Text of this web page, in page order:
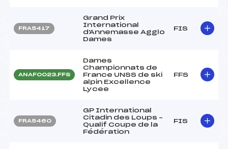
FRA5417
Grand Prix
International
d'Annemasse Agglo
Dames
FIS
ANAF0023.FFS
Dames
Championnats de
France UNSS de ski
alpin Excellence
Lycee
FFS
FRA5460
GP International
Citadin des Loups –
Qualif Coupe de la
Fédération
FIS